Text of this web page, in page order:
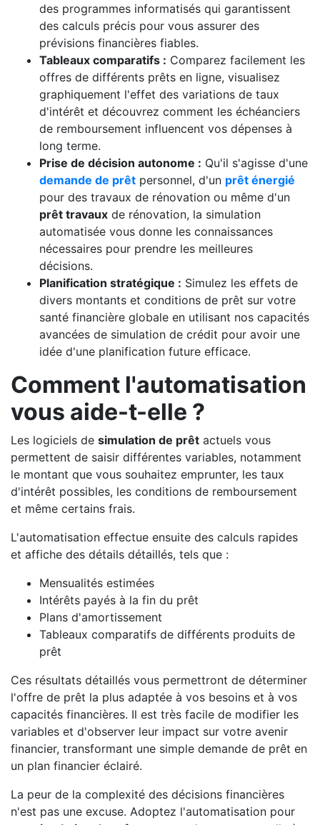
des programmes informatisés qui garantissent
des calculs précis pour vous assurer des
prévisions financières fiables.
Tableaux comparatifs : Comparez facilement les
offres de différents prêts en ligne, visualisez
graphiquement l'effet des variations de taux
d'intérêt et découvrez comment les échéanciers
de remboursement influencent vos dépenses à
long terme.
Prise de décision autonome : Qu'il s'agisse d'une
demande de prêt personnel, d'un prêt énergié
pour des travaux de rénovation ou même d'un
prêt travaux de rénovation, la simulation
automatisée vous donne les connaissances
nécessaires pour prendre les meilleures
décisions.
Planification stratégique : Simulez les effets de
divers montants et conditions de prêt sur votre
santé financière globale en utilisant nos capacités
avancées de simulation de crédit pour avoir une
idée d'une planification future efficace.
Comment l'automatisation
vous aide-t-elle ?
Les logiciels de simulation de prêt actuels vous
permettent de saisir différentes variables, notamment
le montant que vous souhaitez emprunter, les taux
d'intérêt possibles, les conditions de remboursement
et même certains frais.
L'automatisation effectue ensuite des calculs rapides
et affiche des détails détaillés, tels que :
Mensualités estimées
Intérêts payés à la fin du prêt
Plans d'amortissement
Tableaux comparatifs de différents produits de
prêt
Ces résultats détaillés vous permettront de déterminer
l'offre de prêt la plus adaptée à vos besoins et à vos
capacités financières. Il est très facile de modifier les
variables et d'observer leur impact sur votre avenir
financier, transformant une simple demande de prêt en
un plan financier éclairé.
La peur de la complexité des décisions financières
n'est pas une excuse. Adoptez l'automatisation pour